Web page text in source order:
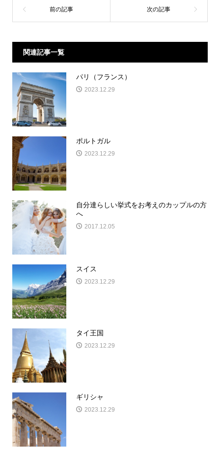
関連記事一覧
パリ（フランス）
2023.12.29
ポルトガル
2023.12.29
自分達らしい挙式をお考えのカップルの方
へ
2017.12.05
スイス
2023.12.29
タイ王国
2023.12.29
ギリシャ
2023.12.29